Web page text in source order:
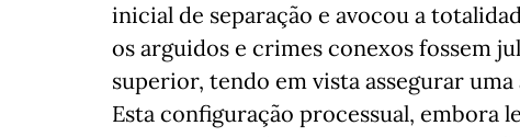
inicial de separação e avocou a
os arguidos e crimes conexos fossem
superior, tendo em vista assegurar
Esta configuração processual, embora